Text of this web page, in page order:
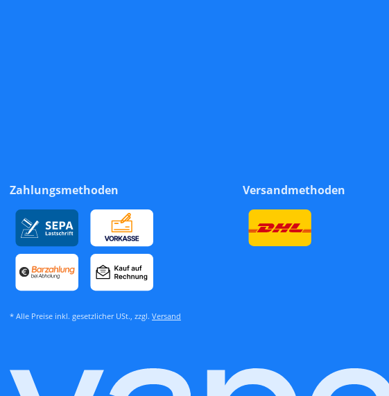
Zahlungsmethoden Versandmethoden
* Alle Preise inkl. gesetzlicher USt., zzgl. Versand